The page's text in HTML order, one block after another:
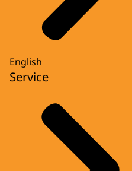
English
Service